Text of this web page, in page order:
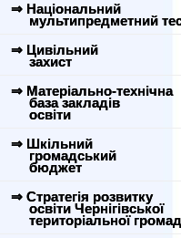
⇒ Національний
мультипредметний
⇒ Цивільний
захист
⇒ Матеріально-технічна
база закладів
освіти
⇒ Шкільний
громадський
бюджет
⇒ Стратегія розвитку
освіти Чернігівської
територіальної